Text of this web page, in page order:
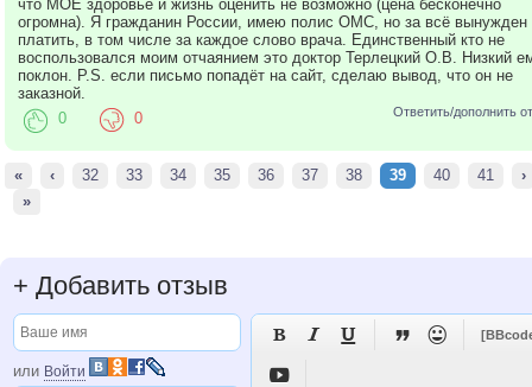
что МОЁ здоровье и жизнь оценить не возможно (цена бесконечно
огромна). Я гражданин России, имею полис ОМС, но за всё вынужден
платить, в том числе за каждое слово врача. Единственный кто не
воспользовался моим отчаянием это доктор Терлецкий О.В. Низкий
поклон. P.S. если письмо попадёт на сайт, сделаю вывод, что он не
заказной.
Ответить/дополнить
0 0
« ‹ 32 33 34 35 36 37 38 39 40 41
›
»
+ Добавить отзыв
или Войти
   

